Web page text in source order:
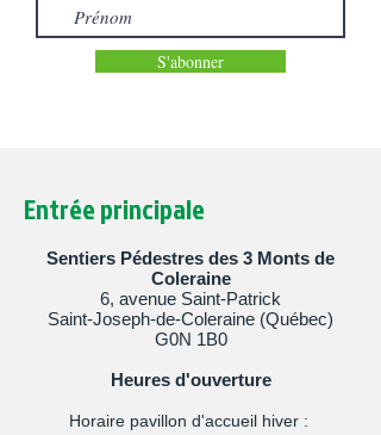
S'abonner
Entrée principale
Sentiers Pédestres des 3 Monts de
Coleraine
6, avenue Saint-Patrick
Saint-Joseph-de-Coleraine (Québec)
G0N 1B0
Heures d'ouverture
Horaire pavillon d'accueil hiver :